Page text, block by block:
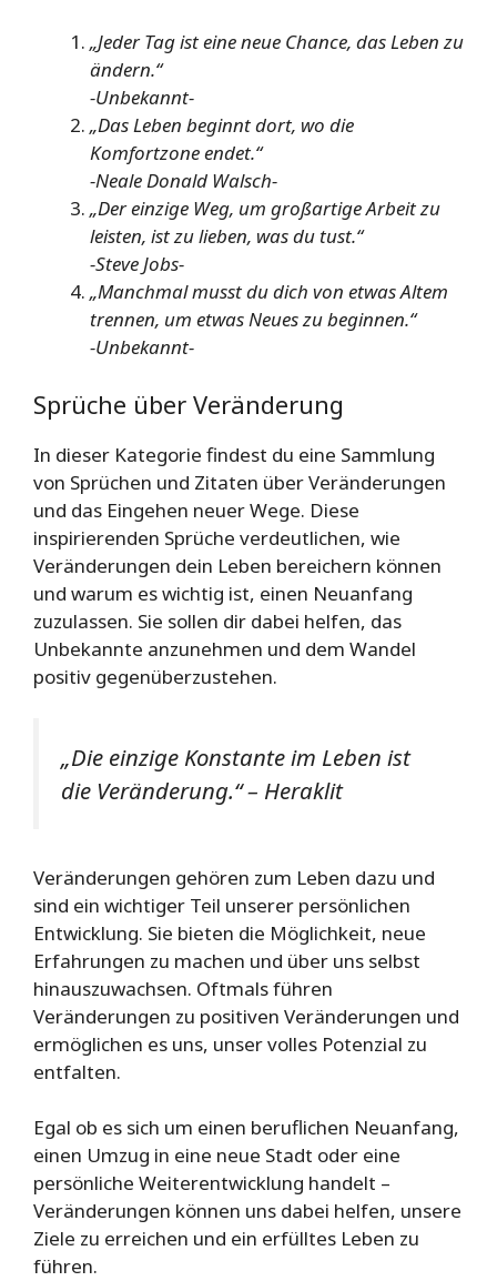
„Jeder Tag ist eine neue Chance, das Leben zu
ändern.“
-Unbekannt-
„Das Leben beginnt dort, wo die
Komfortzone endet.“
-Neale Donald Walsch-
„Der einzige Weg, um großartige Arbeit zu
leisten, ist zu lieben, was du tust.“
-Steve Jobs-
„Manchmal musst du dich von etwas Altem
trennen, um etwas Neues zu beginnen.“
-Unbekannt-
Sprüche über Veränderung
In dieser Kategorie findest du eine Sammlung
von Sprüchen und Zitaten über Veränderungen
und das Eingehen neuer Wege. Diese
inspirierenden Sprüche verdeutlichen, wie
Veränderungen dein Leben bereichern können
und warum es wichtig ist, einen Neuanfang
zuzulassen. Sie sollen dir dabei helfen, das
Unbekannte anzunehmen und dem Wandel
positiv gegenüberzustehen.
„Die einzige Konstante im Leben ist
die Veränderung.“ – Heraklit
Veränderungen gehören zum Leben dazu und
sind ein wichtiger Teil unserer persönlichen
Entwicklung. Sie bieten die Möglichkeit, neue
Erfahrungen zu machen und über uns selbst
hinauszuwachsen. Oftmals führen
Veränderungen zu positiven Veränderungen und
ermöglichen es uns, unser volles Potenzial zu
entfalten.
Egal ob es sich um einen beruflichen Neuanfang,
einen Umzug in eine neue Stadt oder eine
persönliche Weiterentwicklung handelt –
Veränderungen können uns dabei helfen, unsere
Ziele zu erreichen und ein erfülltes Leben zu
führen.